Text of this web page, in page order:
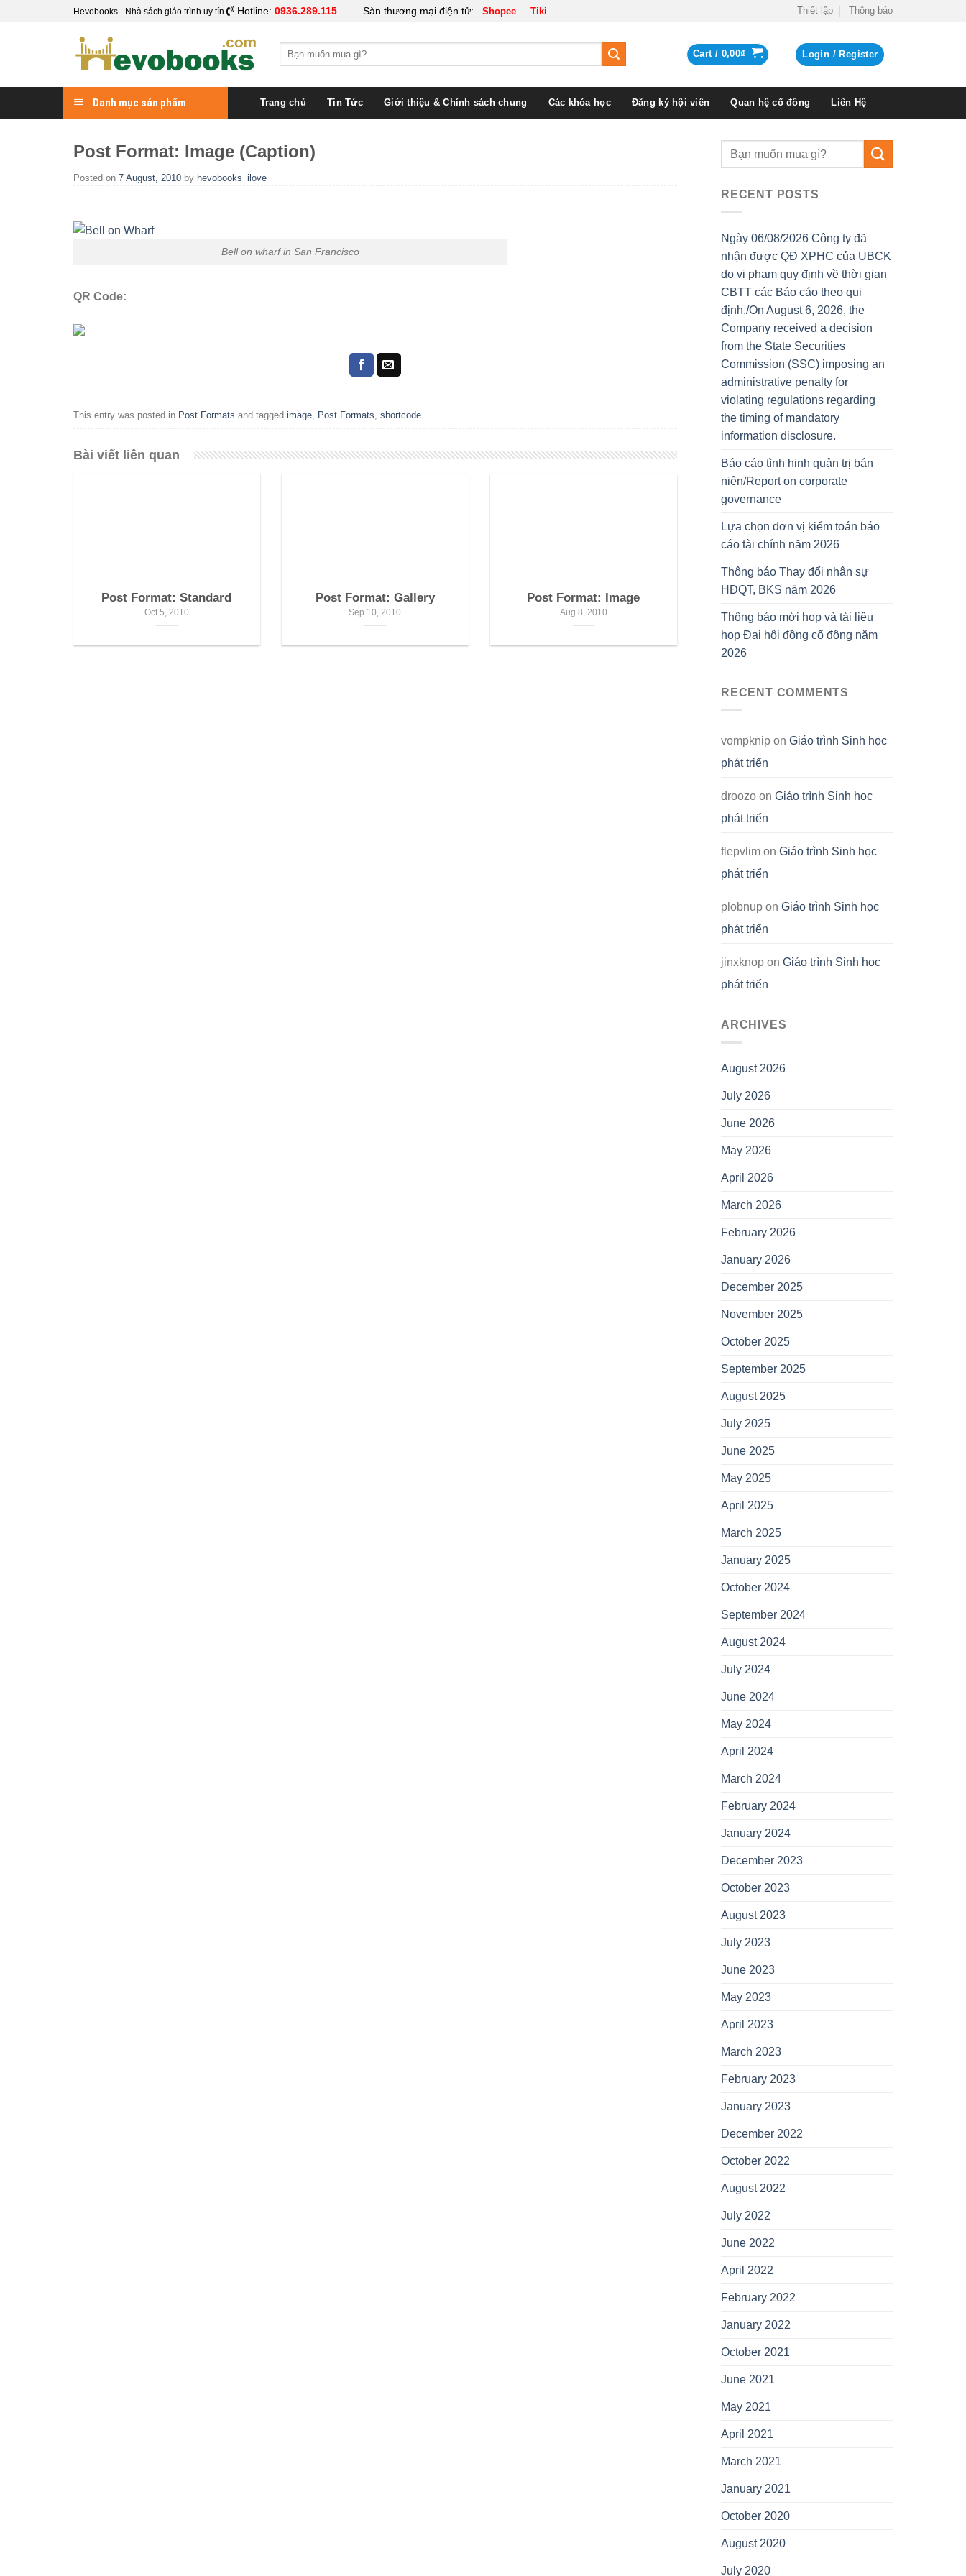
Hevobooks - Nhà sách giáo trình uy tín Hotline: 0936.289.115 Sàn thương mại điện tử: Shopee Tiki Thiết lập Thông báo
Search
Cart / 0,00₫ Login / Register
Danh mục sản phẩm Trang chủ Tin Tức Giới thiệu & Chính sách chung Các khóa học Đăng ký hội viên Quan hệ cổ đông Liên Hệ
Post Format: Image (Caption)
Posted on 7 August, 2010 by hevobooks_ilove
Bell on wharf in San Francisco
QR Code:
This entry was posted in Post Formats and tagged image Post Formats shortcode
Bài viết liên quan
Post Format: Standard
Oct 5, 2010
Post Format: Gallery
Sep 10, 2010
Post Format: Image
Aug 8, 2010
RECENT POSTS
Ngày 06/08/2026 Công ty đã
nhận được QĐ XPHC của UBCK
do vi pham quy định về thời gian
CBTT các Báo cáo theo qui
định./On August 6, 2026, the
Company received a decision
from the State Securities
Commission (SSC) imposing an
administrative penalty for
violating regulations regarding
the timing of mandatory
information disclosure.
Báo cáo tình hinh quản trị bán
niên/Report on corporate
governance
Lựa chọn đơn vị kiểm toán báo
cáo tài chính năm 2026
Thông báo Thay đổi nhân sự
HĐQT, BKS năm 2026
Thông báo mời họp và tài liệu
họp Đại hội đồng cổ đông năm
2026
RECENT COMMENTS
vompknip on Giáo trình Sinh học
phát triển
droozo on Giáo trình Sinh học
phát triển
flepvlim on Giáo trình Sinh học
phát triển
plobnup on Giáo trình Sinh học
phát triển
jinxknop on Giáo trình Sinh học
phát triển
ARCHIVES
August 2026
July 2026
June 2026
May 2026
April 2026
March 2026
February 2026
January 2026
December 2025
November 2025
October 2025
September 2025
August 2025
July 2025
June 2025
May 2025
April 2025
March 2025
January 2025
October 2024
September 2024
August 2024
July 2024
June 2024
May 2024
April 2024
March 2024
February 2024
January 2024
December 2023
October 2023
August 2023
July 2023
June 2023
May 2023
April 2023
March 2023
February 2023
January 2023
December 2022
October 2022
August 2022
July 2022
June 2022
April 2022
February 2022
January 2022
October 2021
June 2021
May 2021
April 2021
March 2021
January 2021
October 2020
August 2020
July 2020